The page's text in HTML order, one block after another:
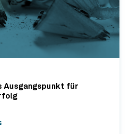
Ausgangspunkt für